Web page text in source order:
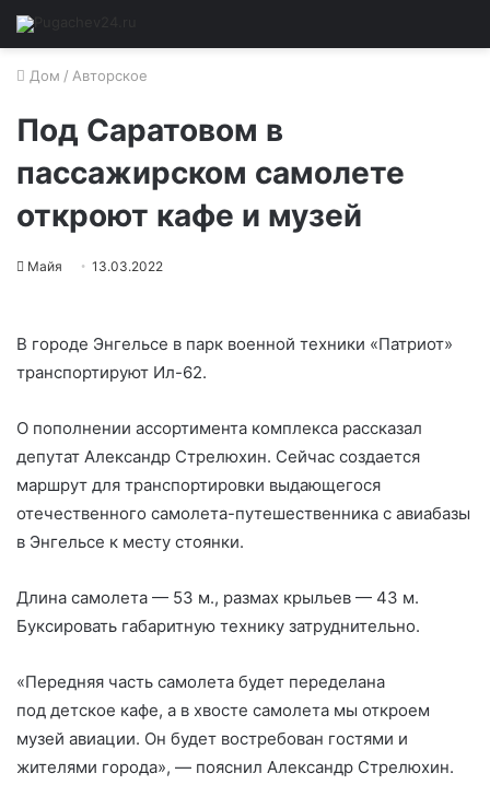
Дом / Авторское
Под Саратовом в
пассажирском самолете
откроют кафе и музей
Майя 13.03.2022
В городе Энгельсе в парк военной техники «Патриот»
транспортируют Ил-62.
О пополнении ассортимента комплекса рассказал
депутат Александр Стрелюхин. Сейчас создается
маршрут для транспортировки выдающегося
отечественного самолета-путешественника с авиабазы
в Энгельсе к месту стоянки.
Длина самолета — 53 м., размах крыльев — 43 м.
Буксировать габаритную технику затруднительно.
«Передняя часть самолета будет переделана
под детское кафе, а в хвосте самолета мы откроем
музей авиации. Он будет востребован гостями и
жителями города», — пояснил Александр Стрелюхин.